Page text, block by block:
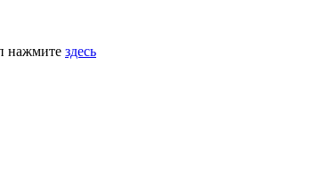
нажмите здесь